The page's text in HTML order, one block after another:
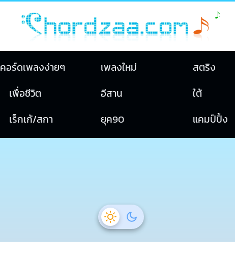
คอร์ดเพลงง่ายๆ เพลงใหม่
สตริง
เพื่อชีวิต อีสาน
ใต้
เร็กเก้/สกา ยุค90 แคมป์ปิ้ง